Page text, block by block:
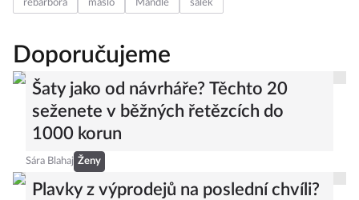
rebarbora máslo Mandle šálek
Doporučujeme
Šaty jako od návrháře? Těchto 20
seženete v běžných řetězcích do
1000 korun
Sára Blahaj Ženy
Plavky z výprodejů na poslední chvíli?